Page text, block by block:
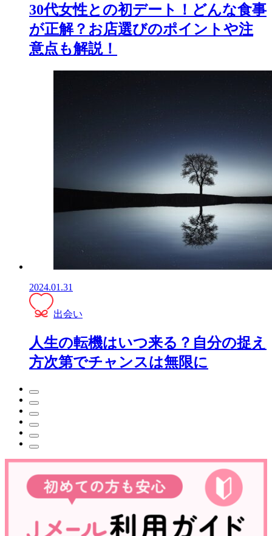
30代女性との初デート！どんな食事
が正解？お店選びのポイントや注
意点も解説！
2024.01.31
出会い
人生の転機はいつ来る？自分の捉え
方次第でチャンスは無限に